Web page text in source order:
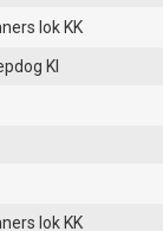
lok KK
Kl
lok KK